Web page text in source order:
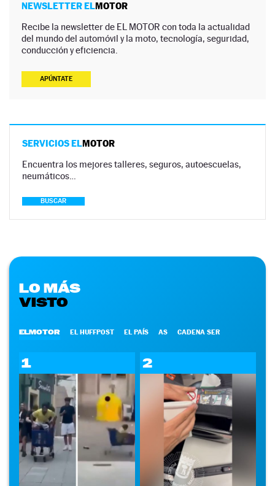
NEWSLETTER ELMOTOR
Recibe la newsletter de EL MOTOR con toda la actualidad
del mundo del automóvil y la moto, tecnología, seguridad,
conducción y eficiencia.
APÚNTATE
SERVICIOS ELMOTOR
Encuentra los mejores talleres, seguros, autoescuelas,
neumáticos…
BUSCAR
LO MÁS
VISTO
ELMOTOR EL HUFFPOST EL PAÍS AS CADENA SER
1 2